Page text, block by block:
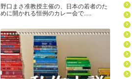
野口まさ准教授主催の、日本の若者のた
めに開かれる恒例のカレー会で.....